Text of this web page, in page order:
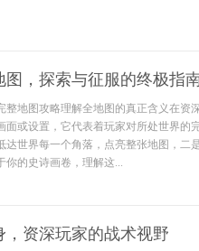
图，探索与征服的终极指
整地图攻略理解全地图的真正含义在资
面或设置，它代表着玩家对所处世界的
达世界每一个角落，点亮整张地图，二
你的史诗画卷，理解这...
资深玩家的战术视野